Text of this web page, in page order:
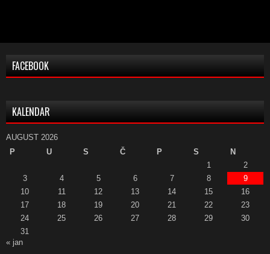
FACEBOOK
KALENDAR
AUGUST 2026
P
U S Č P S
N
1
2
3
4 5 6 7 8
9
10
11 12 13 14 15
16
17
18 19 20 21 22
23
24
25 26 27 28 29
30
31
« jan